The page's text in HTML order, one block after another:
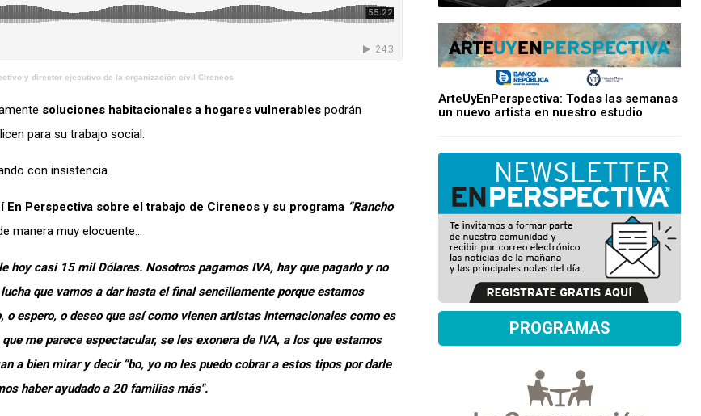
y director ejecutivo de la organización civil Cireneos
soluciones habitacionales a hogares vulnerables podrán
para su trabajo social.
con insistencia.
En Perspectiva sobre el trabajo de Cireneos y su programa “Rancho
manera muy elocuente…
hoy casi 15 mil Dólares. Nosotros pagamos IVA, hay que pagarlo y no
que vamos a dar hasta el final sencillamente porque estamos
o espero, o deseo que así como vienen artistas internacionales como es
me parece espectacular, se les exonera de IVA, a los que estamos
a bien mirar y decir “bo, yo no les puedo cobrar a estos tipos por darle
haber ayudado a 20 familias más".
ArteUyEnPerspectiva: Todas las semanas
un nuevo artista en nuestro estudio
PROGRAMAS